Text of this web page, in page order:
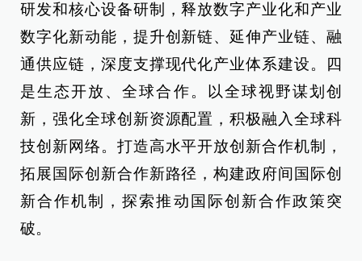
研发和核心设备研制，释放数字产业化和产业
数字化新动能，提升创新链、延伸产业链、融
通供应链，深度支撑现代化产业体系建设。四
是生态开放、全球合作。以全球视野谋划创
新，强化全球创新资源配置，积极融入全球科
技创新网络。打造高水平开放创新合作机制，
拓展国际创新合作新路径，构建政府间国际创
新合作机制，探索推动国际创新合作政策突
破。